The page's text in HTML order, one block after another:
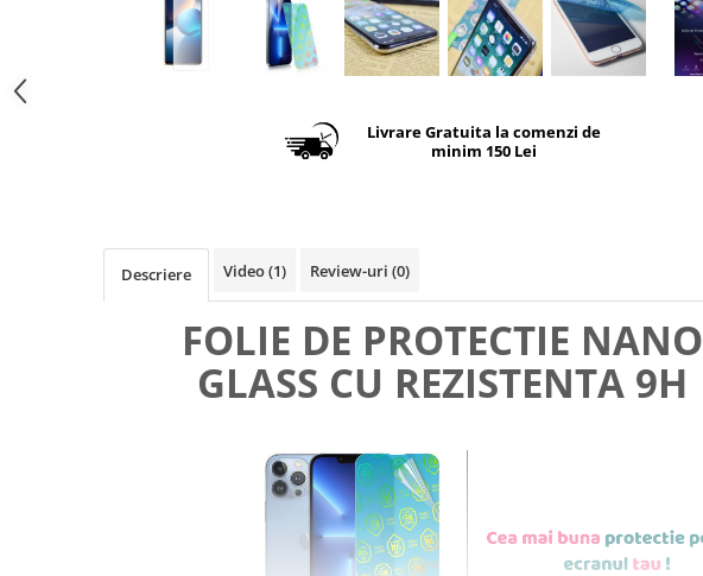
Livrare Gratuita la comenzi de
minim 150 Lei
Descriere Video(1) Review-uri (0)
FOLIE DE PROTECTIE NANO
GLASS CU REZISTENTA 9H